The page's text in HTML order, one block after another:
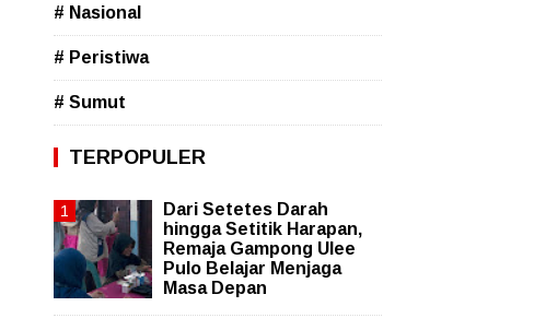
# Nasional
# Peristiwa
# Sumut
TERPOPULER
Dari Setetes Darah
hingga Setitik Harapan,
Remaja Gampong Ulee
Pulo Belajar Menjaga
Masa Depan